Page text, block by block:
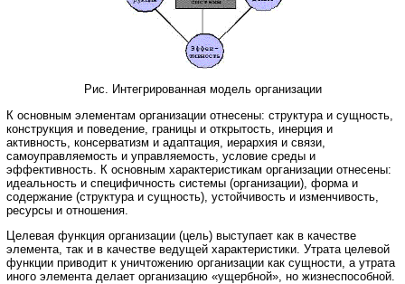
Рис. Интегрированная модель организации
К основным элементам организации отнесены: структура и сущность,
конструкция и поведение, границы и открытость, инерция и
активность, консерватизм и адаптация, иерархия и связи,
самоуправляемость и управляемость, условие среды и
эффективность. К основным характеристикам организации отнесены:
идеальность и специфичность системы (организации), форма и
содержание (структура и сущность), устойчивость и изменчивость,
ресурсы и отношения.
Целевая функция организации (цель) выступает как в качестве
элемента, так и в качестве ведущей характеристики. Утрата целевой
функции приводит к уничтожению организации как сущности, а утрата
иного элемента делает организацию «ущербной», но жизнеспособной.